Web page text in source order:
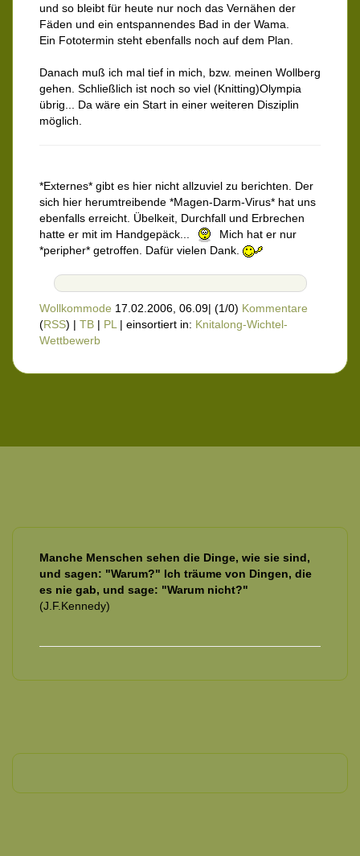
und so bleibt für heute nur noch das Vernähen der
Fäden und ein entspannendes Bad in der Wama.
Ein Fototermin steht ebenfalls noch auf dem Plan.
Danach muß ich mal tief in mich, bzw. meinen Wollberg
gehen. Schließlich ist noch so viel (Knitting)Olympia
übrig... Da wäre ein Start in einer weiteren Disziplin
möglich.
*Externes* gibt es hier nicht allzuviel zu berichten. Der
sich hier herumtreibende *Magen-Darm-Virus* hat uns
ebenfalls erreicht. Übelkeit, Durchfall und Erbrechen
hatte er mit im Handgepäck...
Mich hat er nur
*peripher* getroffen. Dafür vielen Dank.
Wollkommode 17.02.2006, 06.09| (1/0) Kommentare
(RSS) | TB | PL | einsortiert in: Knitalong-Wichtel-
Wettbewerb
Manche Menschen sehen die Dinge, wie sie sind,
und sagen: "Warum?" Ich träume von Dingen, die
es nie gab, und sage: "Warum nicht?"
(J.F.Kennedy)